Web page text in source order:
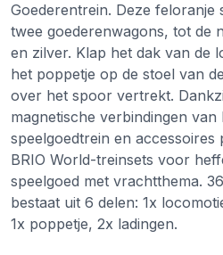
Goederentrein. Deze feloranje
twee goederenwagons, tot de
en zilver. Klap het dak van de
het poppetje op de stoel van
over het spoor vertrekt.
magnetische verbindingen van
speelgoedtrein en accessoires
BRIO World-treinsets voor
speelgoed met vrachtthema.
bestaat uit 6 delen: 1x
1x poppetje, 2x ladingen.